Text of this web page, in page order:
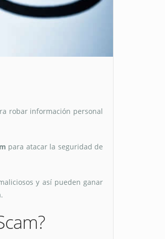
robar información personal
para atacar la seguridad de
y así pueden ganar